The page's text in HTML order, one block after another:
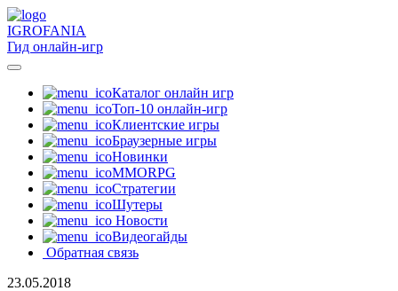
IGROFANIA
Гид онлайн-игр
Каталог онлайн игр
Топ-10 онлайн-игр
Клиентские игры
Браузерные игры
Новинки
MMORPG
Стратегии
Шутеры
Новости
Видеогайды
Обратная связь
23.05.2018